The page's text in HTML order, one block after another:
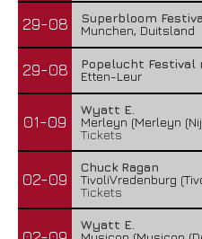
29-08
Superbloom
Munchen, Duitsland
29-08
Popelucht Festival
Etten-Leur
01-09
Wyatt E.
Merleyn (Merleyn
Tickets
02-09
Chuck Ragan
TivoliVredenburg
Tickets
Wyatt E.